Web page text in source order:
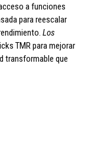
a funciones
para reescalar
Los
TMR para mejorar
transformable que